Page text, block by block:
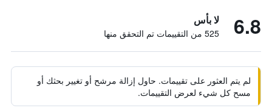
6.8 لا بأس
525 من التقييمات تم التحقق منها
لم يتم العثور على تقييمات. حاول إزالة مرشح أو تغيير بحثك أو
مسح كل شيء لعرض التقييمات.